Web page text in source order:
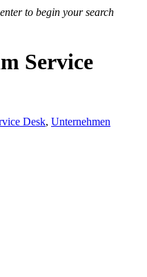
to begin your search
Service
Desk, Unternehmen